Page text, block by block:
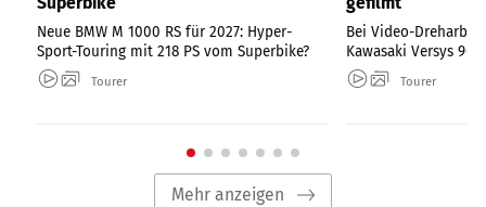
Neue BMW M 1000 RS für 2027: Hyper-
Sport-Touring mit 218 PS vom Superbike?
Tourer
Bei Video-
Kawasaki Versys
Tourer
Mehr anzeigen